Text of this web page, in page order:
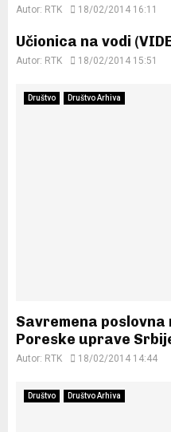
Autor: RTK 18/02/2014 16:11
Učionica na vodi
Autor: RTK 18/02/2014 15:51
Društvo Društvo Arhiva
Savremena
Poreske uprave
Autor: RTK 18/02/2014 14:44
Društvo Društvo Arhiva